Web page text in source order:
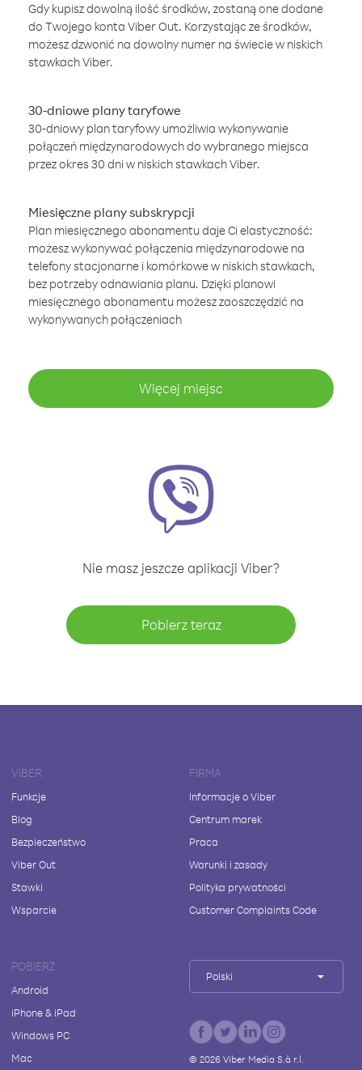
Gdy kupisz dowolną ilość środków, zostaną one dodane
do Twojego konta Viber Out. Korzystając ze środków,
możesz dzwonić na dowolny numer na świecie w niskich
stawkach Viber.
30-dniowe plany taryfowe
30-dniowy plan taryfowy umożliwia wykonywanie
połączeń międzynarodowych do wybranego miejsca
przez okres 30 dni w niskich stawkach Viber.
Miesięczne plany subskrypcji
Plan miesięcznego abonamentu daje Ci elastyczność:
możesz wykonywać połączenia międzynarodowe na
telefony stacjonarne i komórkowe w niskich stawkach,
bez potrzeby odnawiania planu. Dzięki planowi
miesięcznego abonamentu możesz zaoszczędzić na
wykonywanych połączeniach
Więcej miejsc
Nie masz jeszcze aplikacji Viber?
Pobierz teraz
VIBER
Funkcje
Blog
Bezpieczeństwo
Viber Out
Stawki
Wsparcie
FIRMA
Informacje o Viber
Centrum marek
Praca
Warunki i zasady
Polityka prywatności
Customer Complaints Code
POBIERZ
Android
iPhone & iPad
Windows PC
Mac
Polski
© 2026Viber Media S.à r.l.